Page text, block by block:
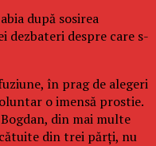
după sosirea
dezbateri despre care s-
în prag de alegeri
o imensă prostie.
din mai multe
din trei părți, nu